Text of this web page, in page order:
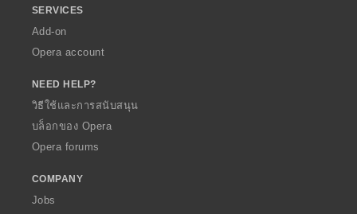
SERVICES
Add-on
Opera account
NEED HELP?
วิธีใช้และการสนับสนุน
บล็อกของ Opera
Opera forums
COMPANY
Jobs